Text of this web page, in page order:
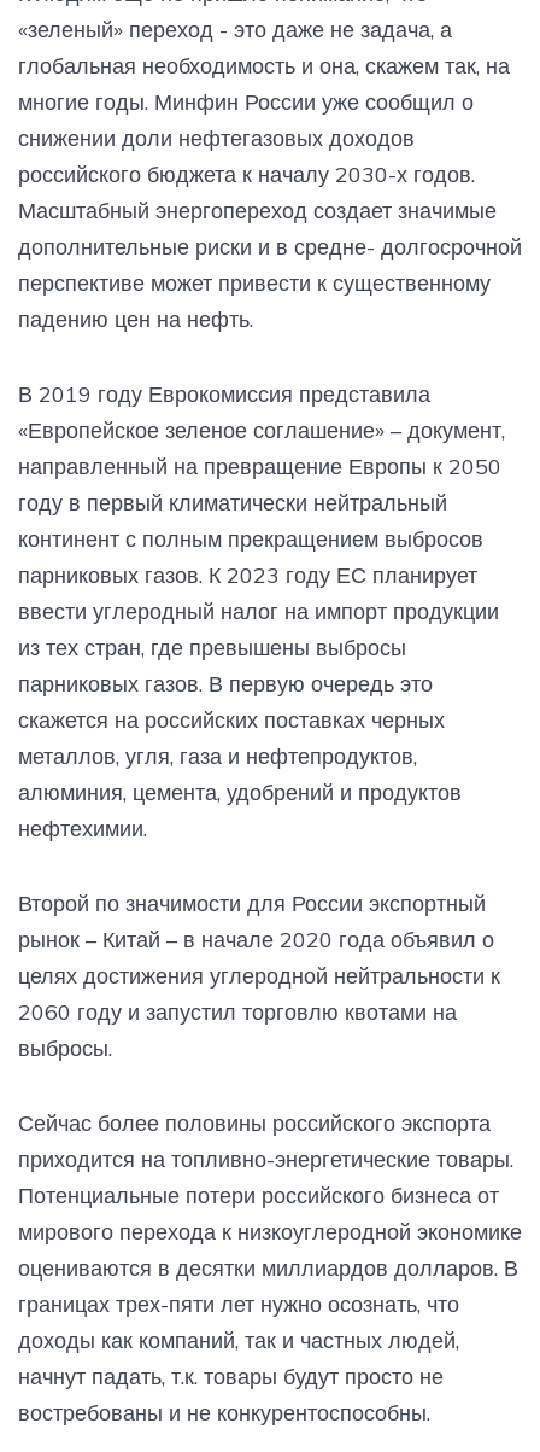
«зеленый» переход - это даже не задача, а
глобальная необходимость и она, скажем так, на
многие годы. Минфин России уже сообщил о
снижении доли нефтегазовых доходов
российского бюджета к началу 2030-х годов.
Масштабный энергопереход создает значимые
дополнительные риски и в средне- долгосрочной
перспективе может привести к существенному
падению цен на нефть.
В 2019 году Еврокомиссия представила
«Европейское зеленое соглашение» – документ,
направленный на превращение Европы к 2050
году в первый климатически нейтральный
континент с полным прекращением выбросов
парниковых газов. К 2023 году ЕС планирует
ввести углеродный налог на импорт продукции
из тех стран, где превышены выбросы
парниковых газов. В первую очередь это
скажется на российских поставках черных
металлов, угля, газа и нефтепродуктов,
алюминия, цемента, удобрений и продуктов
нефтехимии.
Второй по значимости для России экспортный
рынок – Китай – в начале 2020 года объявил о
целях достижения углеродной нейтральности к
2060 году и запустил торговлю квотами на
выбросы.
Сейчас более половины российского экспорта
приходится на топливно-энергетические товары.
Потенциальные потери российского бизнеса от
мирового перехода к низкоуглеродной экономике
оцениваются в десятки миллиардов долларов. В
границах трех-пяти лет нужно осознать, что
доходы как компаний, так и частных людей,
начнут падать, т.к. товары будут просто не
востребованы и не конкурентоспособны.